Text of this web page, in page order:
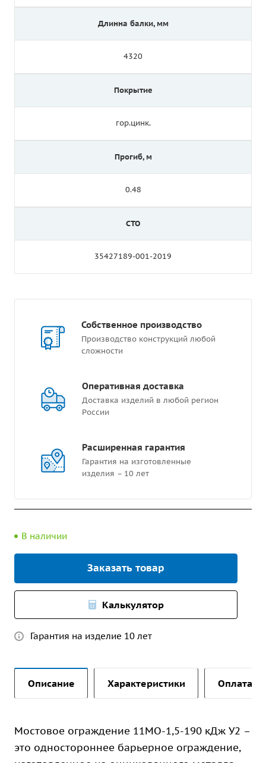
Длинна балки, мм
4320
Покрытие
гор.цинк.
Прогиб, м
0.48
СТО
35427189-001-2019
Собственное производство
Производство конструкций любой
сложности
Оперативная доставка
Доставка изделий в любой регион
России
Расширенная гарантия
Гарантия на изготовленные
изделия – 10 лет
В наличии
Заказать товар
Калькулятор
Гарантия на изделие 10 лет
Описание Характеристики Оплата и
Мостовое ограждение 11МО-1,5-190 кДж У2 –
это одностороннее барьерное ограждение,